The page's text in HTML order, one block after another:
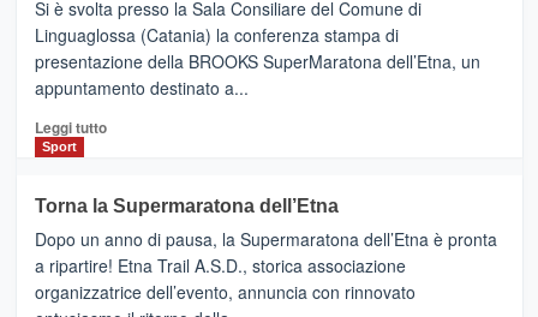
Al
via
i
collegamenti
Si è svolta presso la Sala Consiliare del Comune di
Linguaglossa (Catania) la conferenza stampa di
presentazione della BROOKS SuperMaratona dell’Etna, un
appuntamento destinato a...
Leggi tuttoLeggi
BROOKS
SuperMaratona
dell’Etna,
presentata
l’edizione
Sport
Torna la Supermaratona dell’Etna
Dopo un anno di pausa, la Supermaratona dell’Etna è pronta
a ripartire! Etna Trail A.S.D., storica associazione
organizzatrice dell’evento, annuncia con rinnovato